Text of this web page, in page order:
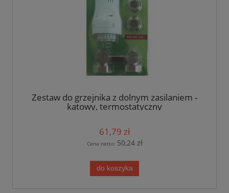
Zestaw do grzejnika z dolnym zasilaniem -
kątowy, termostatyczny
61,79 zł
Cena netto: 50,24 zł
do koszyka